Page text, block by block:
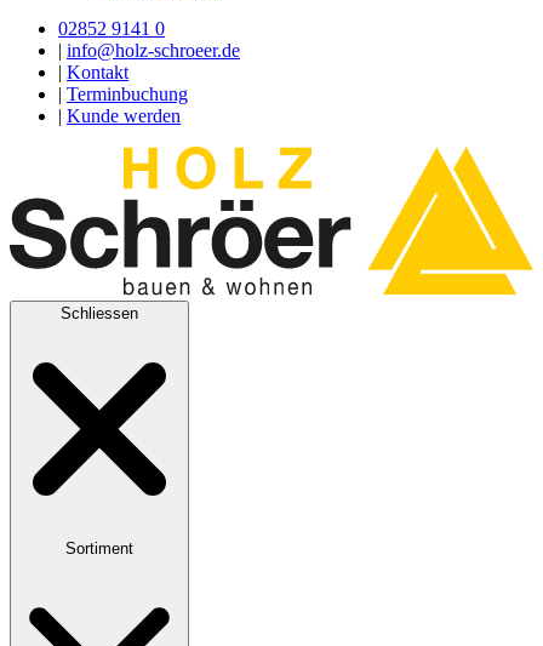
02852 9141 0
info@holz-schroeer.de
Kontakt
Terminbuchung
Kunde werden
Schliessen
Sortiment